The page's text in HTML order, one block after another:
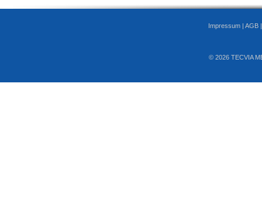
Impressum | AGB
© 2026 TECVIA